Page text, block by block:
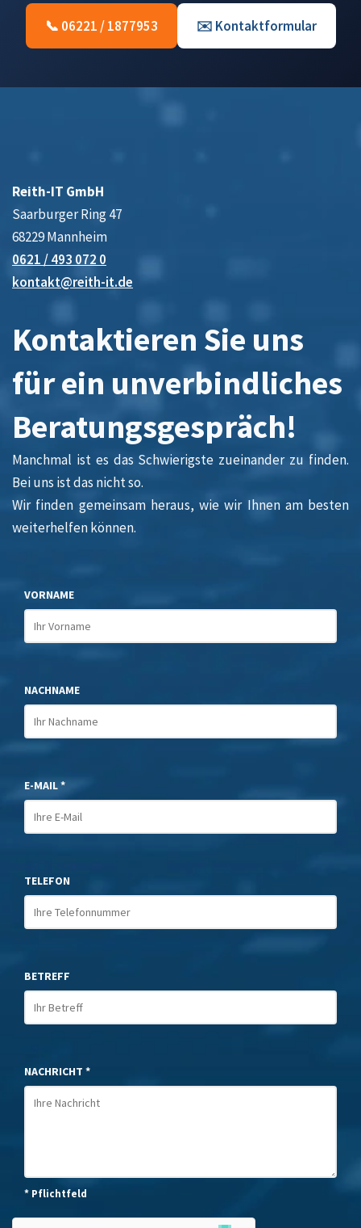
📞 06221 / 1877953 ✉️ Kontaktformular
Reith-IT GmbH
Saarburger Ring 47
68229 Mannheim
0621 / 493 072 0
kontakt@reith-it.de
Kontaktieren Sie uns
für ein unverbindliches
Beratungsgespräch!
Manchmal ist es das Schwierigste zueinander zu finden.
Bei uns ist das nicht so.
Wir finden gemeinsam heraus, wie wir Ihnen am besten
weiterhelfen können.
VORNAME
NACHNAME
E-MAIL *
TELEFON
BETREFF
NACHRICHT *
* Pflichtfeld